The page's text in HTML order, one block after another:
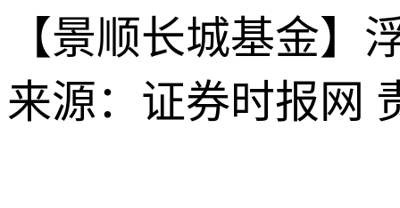
【景顺长城基金】
来源：证券时报网